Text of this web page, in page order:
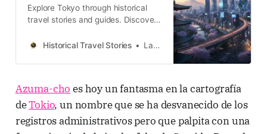
Explore Tokyo through historical
travel stories and guides. Discover
legends across the country.
Historical Travel Stories Lawrence
Azuma-cho es hoy un fantasma en la cartografía
deTokio, un nombre que se ha desvanecido de los
registros administrativos pero que palpita con una